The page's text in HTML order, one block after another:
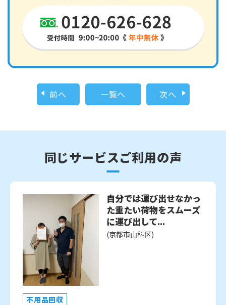
前へ 一覧へ 次へ
同じサービスご利用の声
自分では運び出せなかっ
た重たい荷物をスムーズ
に運び出して...
(京都市山科区)
不用品回収